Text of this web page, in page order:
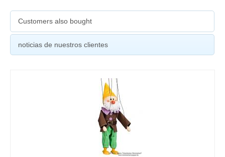
Customers also bought
noticias de nuestros clientes